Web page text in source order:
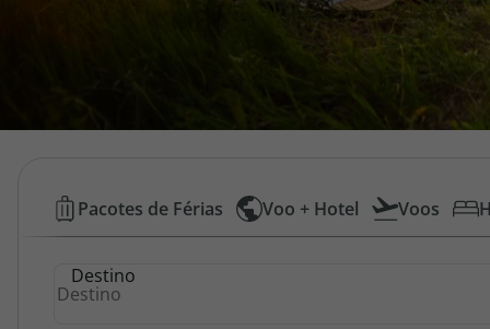
Área de Cliente
Hotéis
Baratos
Pacotes de Férias Voo + Hotel Voos
Destino